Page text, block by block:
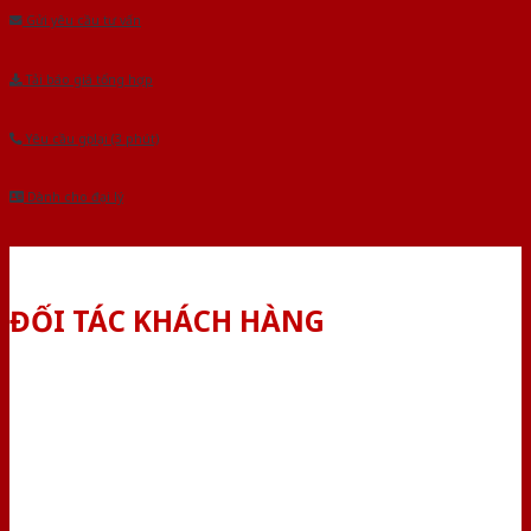
Gửi yêu cầu tư vấn
Tải báo giá tổng hợp
Yêu cầu gọi lại (3 phút)
Dành cho đại lý
ĐỐI TÁC KHÁCH HÀNG